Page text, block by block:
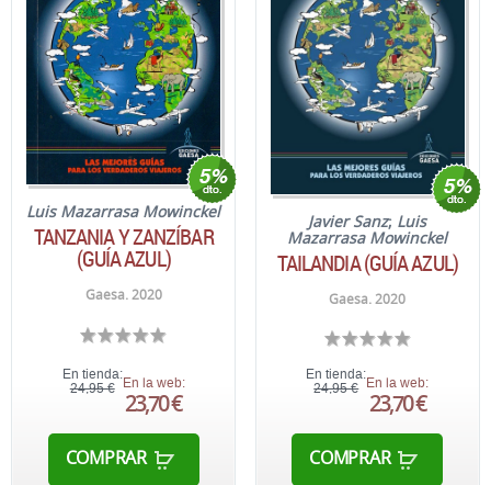
Luis Mazarrasa Mowinckel
TANZANIA Y ZANZÍBAR
(GUÍA AZUL)
Gaesa. 2020
En tienda:
24,95 € En la web:
23,70 €
COMPRAR
Javier Sanz; Luis
Mazarrasa Mowinckel
TAILANDIA (GUÍA AZUL)
Gaesa. 2020
En tienda:
24,95 €
En la web:
23,70 €
COMPRAR